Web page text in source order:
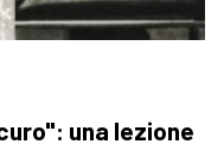
una lezione